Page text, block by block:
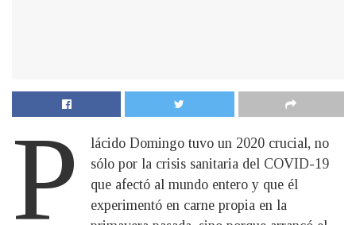
P
lácido Domingo tuvo un 2020 crucial, no
sólo por la crisis sanitaria del COVID-19
que afectó al mundo entero y que él
experimentó en carne propia en la